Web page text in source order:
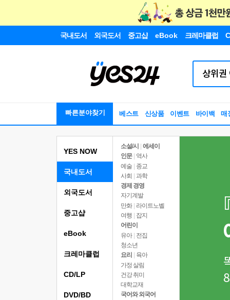
국내도서 외국도서 중고샵 eBook 크레마클럽
빠른분야찾기 베스트 신상품 이벤트 바이백 매
YES NOW
국내도서
소설/시
에세이
인문
역사
예술 | 종교
사회 | 과학
경제 경영
자기계발
만화 | 라이트노벨
여행
잡지
어린이
유아 | 전집
청소년
요리
육아
가정 살림
건강 취미
대학교재
국어와 외국어
외국도서
중고샵
eBook
크레마클럽
CD/LP
DVD/BD